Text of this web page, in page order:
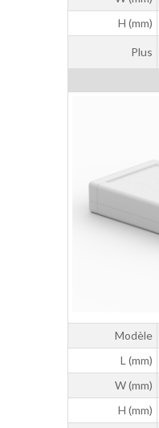
H (mm)
Plus
Modèle
L (mm)
W (mm)
H (mm)